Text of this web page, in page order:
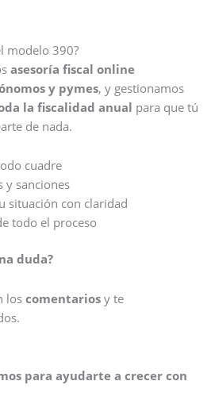
modelo 390?
asesoría fiscal online
y pymes, y gestionamos
la fiscalidad anual para que tú
de nada.
cuadre
y sanciones
situación con claridad
todo el proceso
duda?
los comentarios y te
para ayudarte a crecer con